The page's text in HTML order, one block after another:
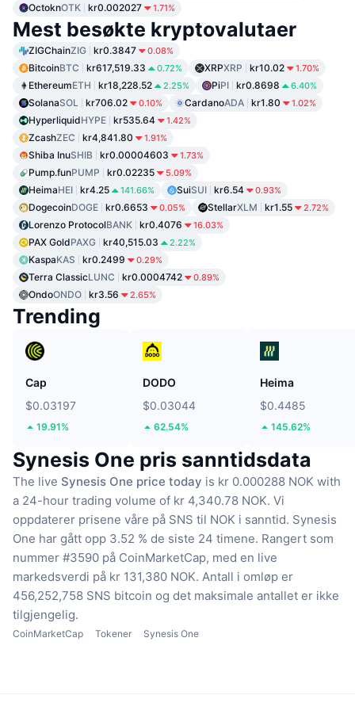
OctoknOTK kr0.002027 1.71%
Mest besøkte kryptovalutaer
ZIGChainZIG kr0.3847 0.08%
BitcoinBTC kr617,519.33 0.72% XRPXRP kr10.02 1.70%
EthereumETH kr18,228.52 2.25% PiPI kr0.8698 6.40%
SolanaSOL kr706.02 0.10% CardanoADA kr1.80 1.02%
HyperliquidHYPE kr535.64 1.42%
ZcashZEC kr4,841.80 1.91%
Shiba InuSHIB kr0.00004603 1.73%
Pump.funPUMP kr0.02235 5.09%
HeimaHEI kr4.25 141.66% SuiSUI kr6.54 0.93%
DogecoinDOGE kr0.6653 0.05% StellarXLM kr1.55 2.72%
Lorenzo ProtocolBANK kr0.4076 16.03%
PAX GoldPAXG kr40,515.03 2.22%
KaspaKAS kr0.2499 0.29%
Terra ClassicLUNC kr0.0004742 0.89%
OndoONDO kr3.56 2.65%
Trending
Cap
$0.03197
19.91%
DODO
$0.03044
62.54%
Heima
$0.4485
145.62%
Synesis One pris sanntidsdata
The live Synesis One price today is kr 0.000288 NOK with
a 24-hour trading volume of kr 4,340.78 NOK. Vi
oppdaterer prisene våre på SNS til NOK i sanntid. Synesis
One har gått opp 3.52 % de siste 24 timene. Rangert som
nummer #3590 på CoinMarketCap, med en live
markedsverdi på kr 131,380 NOK. Antall i omløp er
456,252,758 SNS bitcoin og det maksimale antallet er ikke
tilgjengelig.
CoinMarketCap Tokener Synesis One